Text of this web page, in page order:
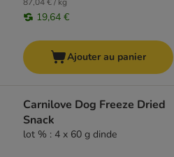
19,64 €
Ajouter au panier
Carnilove Dog Freeze Dried
Snack
lot % : 4 x 60 g dinde